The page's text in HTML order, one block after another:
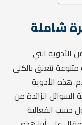
شاملة
الأدوية التي
تتعلق بالكلى
هذه الأدوية
السوائل الزائدة من
حسب الفعالية